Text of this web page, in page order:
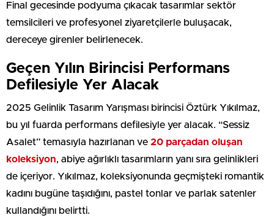
Final gecesinde podyuma çıkacak tasarımlar sektör
temsilcileri ve profesyonel ziyaretçilerle buluşacak,
dereceye girenler belirlenecek.
Geçen Yılın Birincisi Performans
Defilesiyle Yer Alacak
2025 Gelinlik Tasarım Yarışması birincisi Öztürk Yıkılmaz,
bu yıl fuarda performans defilesiyle yer alacak. “Sessiz
Asalet” temasıyla hazırlanan ve 20 parçadan oluşan
koleksiyon, abiye ağırlıklı tasarımların yanı sıra gelinlikleri
de içeriyor. Yıkılmaz, koleksiyonunda geçmişteki romantik
kadını bugüne taşıdığını, pastel tonlar ve parlak satenler
kullandığını belirtti.